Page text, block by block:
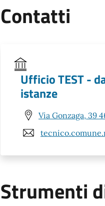
Contatti
Ufficio TEST -
istanze
Via Gonzaga, 39
Strumenti